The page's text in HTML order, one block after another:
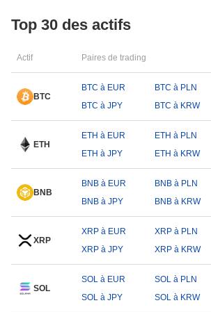
Top 30 des actifs
Actif Paires de trading
BTC
BTC à EUR BTC à PLN
BTC à JPY
BTC à KRW
ETH
ETH à EUR ETH à PLN
ETH à JPY
ETH à KRW
BNB
BNB à EUR BNB à PLN
BNB à JPY
BNB à KRW
XRP
XRP à EUR XRP à PLN
XRP à JPY
XRP à KRW
SOL
SOL à EUR SOL à PLN
SOL à JPY
SOL à KRW